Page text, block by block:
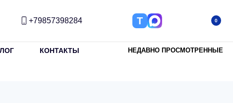
+79857398284 Т 0
КОНТАКТЫ НЕДАВНО ПРОСМОТРЕННЫЕ